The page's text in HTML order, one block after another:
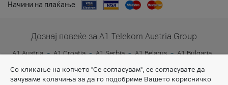
Начини на плаќање
Дознај повеќе за A1 Telekom Austria Group
A1 Austria A1 Croatia A1 Serbia A1 Belarus
A1 Bulgaria
A1 Slovenia
A1 Digital
Со кликање на копчето "Се согласувам", се согласувате да
зачуваме колачиња за да го подобриме Вашето корисничко